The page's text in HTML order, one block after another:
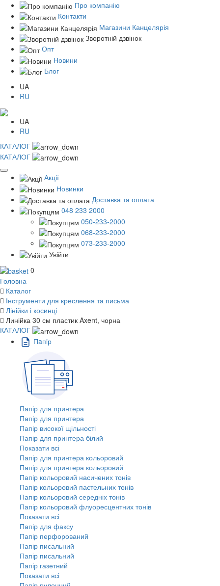
Про компанію
Контакти
Магазини Канцелярія
Зворотній дзвінок
Опт
Новини
Блог
UA
RU
UA
RU
КАТАЛОГ
КАТАЛОГ
Акції
Новинки
Доставка та оплата
048 233 2000
050-233-2000
068-233-2000
073-233-2000
Увійти
0
Головна
Каталог
Інструменти для креслення та письма
Лінійки і косинці
Линійка 30 см пластик Axent, чорна
КАТАЛОГ
Пaпiр
Папір для принтера
Папір для принтера
Папір високої щільності
Папір для принтера білий
Показати всі
Папір для принтера кольоровий
Папір для принтера кольоровий
Папір кольоровий насичених тонів
Папір кольоровий пастельних тонів
Папір кольоровий середніх тонів
Папір кольоровий флуоресцентних тонів
Показати всі
Папір для факсу
Папір перфорований
Папір писальний
Папір писальний
Папір газетний
Показати всі